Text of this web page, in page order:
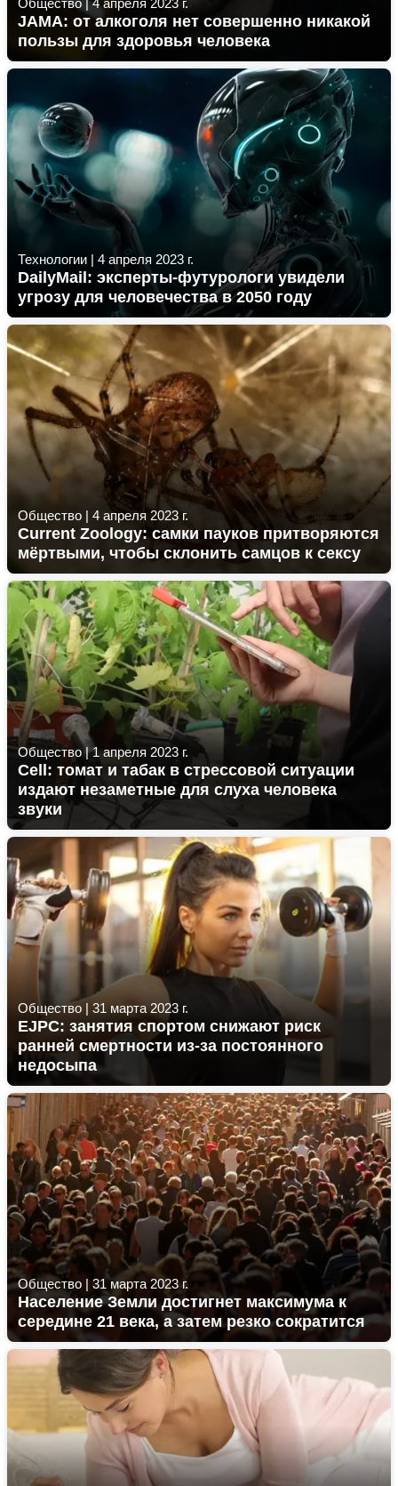
Общество |4 апреля 2023 г.
JAMA: от алкоголя нет совершенно никакой
пользы для здоровья человека
Технологии | 4 апреля 2023 г.
DailyMail: эксперты-футурологи увидели
угрозу для человечества в 2050 году
Общество | 4 апреля 2023 г.
Current Zoology: самки пауков притворяются
мёртвыми, чтобы склонить самцов к сексу
Общество|1 апреля 2023 г.
Cell: томат и табак в стрессовой ситуации
издают незаметные для слуха человека
звуки
Общество | 31 марта 2023 г.
EJPC: занятия спортом снижают риск
ранней смертности из-за постоянного
недосыпа
Общество | 31 марта 2023 г.
Население Земли достигнет максимума к
середине 21 века, а затем резко сократится